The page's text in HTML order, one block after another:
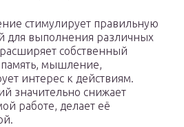
стимулирует правильную
для выполнения различных
собственный
память, мышление,
интерес к действиям.
значительно снижает
работе, делает её